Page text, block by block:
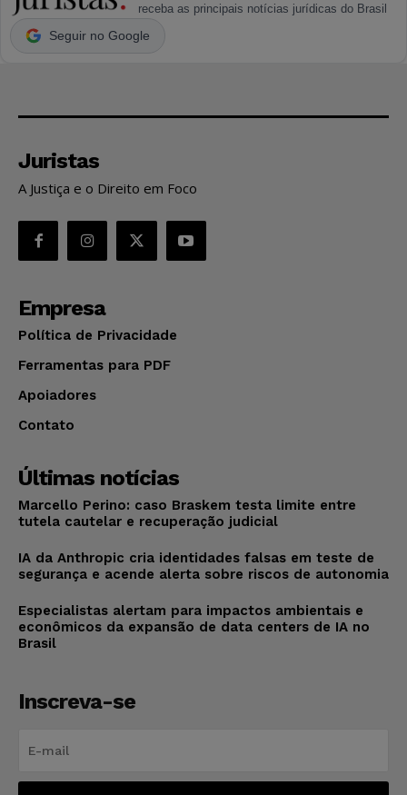
receba as principais notícias jurídicas do Brasil
Seguir no Google
Juristas
A Justiça e o Direito em Foco
Empresa
Política de Privacidade
Ferramentas para PDF
Apoiadores
Contato
Últimas notícias
Marcello Perino: caso Braskem testa limite entre
tutela cautelar e recuperação judicial
IA da Anthropic cria identidades falsas em teste de
segurança e acende alerta sobre riscos de autonomia
Especialistas alertam para impactos ambientais e
econômicos da expansão de data centers de IA no
Brasil
Inscreva-se